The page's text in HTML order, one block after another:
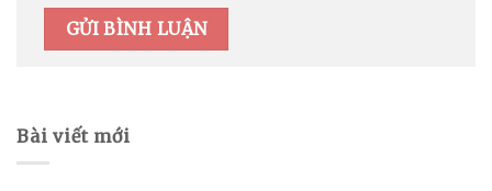
Bài viết mới